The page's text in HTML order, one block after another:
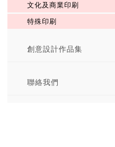
文化及商業印刷
特殊印刷
創意設計作品集
聯絡我們